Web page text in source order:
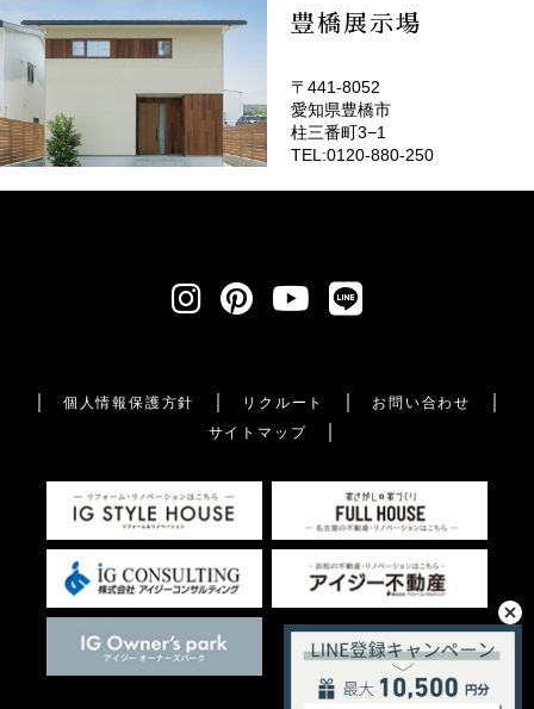
豊橋展示場
〒441-8052
愛知県豊橋市
柱三番町3−1
TEL:0120-880-250
個人情報保護方針 リクルート
お問い合わせ
サイトマップ